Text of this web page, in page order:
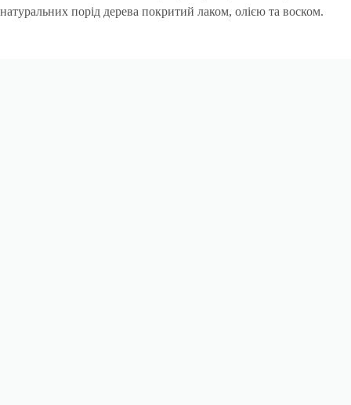
натуральних порід дерева покритий лаком, олією та воском.